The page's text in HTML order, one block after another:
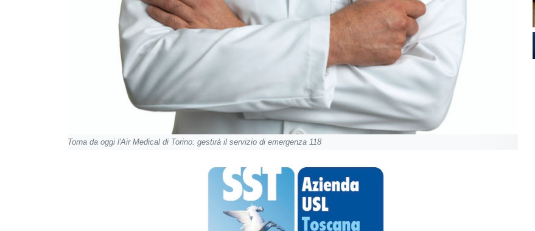
Torna da oggi l'Air Medical di Torino: gestirà il servizio di emergenza 118